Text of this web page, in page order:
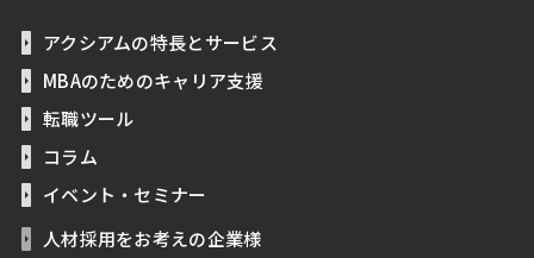
アクシアムの特長とサービス
MBAのためのキャリア支援
転職ツール
コラム
イベント・セミナー
人材採用をお考えの企業様